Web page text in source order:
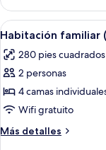
triple
familiar
Abrir
todas
las
fotos
de
Habitación
familiar
(Family
5
Habitación familiar
280 pies cuadrados
2 personas
4 camas
Wifi gratuito
Más detalles
Más